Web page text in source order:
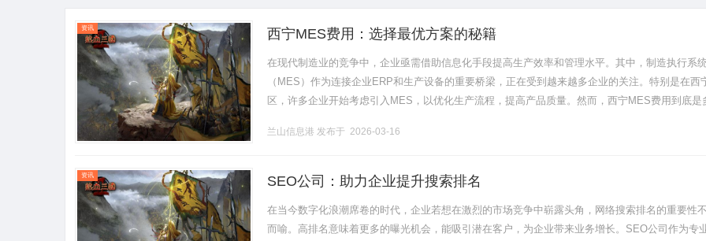
资讯 西宁MES费用：选择最优方案的秘籍
在现代制造业的竞争中，企业亟需借助信息化手段提高生产效率和管理水平。其中，制造执行系
（MES）作为连接企业ERP和生产设备的重要桥梁，正在受到越来越多企业的关注。特别是在西
区，许多企业开始考虑引入MES，以优化生产流程，提高产品质量。然而，西宁MES费用到底是
MES（Man.........
兰山信息港 发布于 2026-03-16
资讯 SEO公司：助力企业提升搜索排名
在当今数字化浪潮席卷的时代，企业若想在激烈的市场竞争中崭露头角，网络搜索排名的重要性
而喻。高排名意味着更多的曝光机会，能吸引潜在客户，为企业带来业务增长。SEO公司作为专